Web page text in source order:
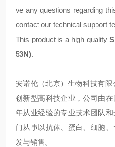
ve any questions regarding
contact our technical support
This product is a high quality
53N).
安诺伦（北京）生物科技有
创新型高科技企业，公司由
年从业经验的专业技术团队
门从事以抗体、蛋白、细胞
发与销售。